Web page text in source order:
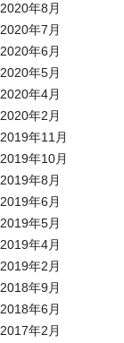
2020年8月
2020年7月
2020年6月
2020年5月
2020年4月
2020年2月
2019年11月
2019年10月
2019年8月
2019年6月
2019年5月
2019年4月
2019年2月
2018年9月
2018年6月
2017年2月